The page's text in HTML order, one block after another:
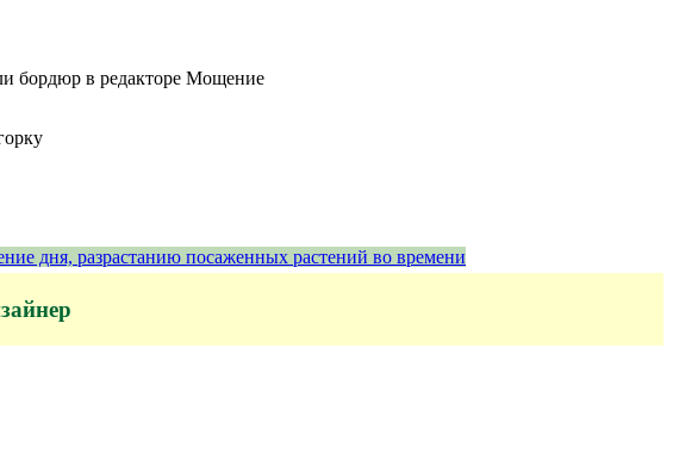
бордюр в редакторе Мощение
дня, разрастанию посаженных растений во времени